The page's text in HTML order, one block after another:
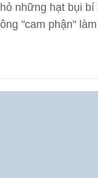
những hạt bụi
"cam phận"